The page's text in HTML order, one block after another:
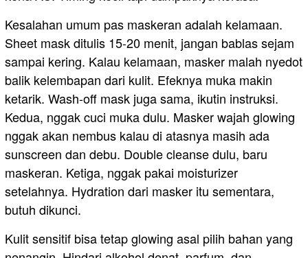
Kesalahan umum pas maskeran adalah kelamaan.
Sheet mask ditulis 15-20 menit, jangan bablas sejam
sampai kering. Kalau kelamaan, masker malah nyedot
balik kelembapan dari kulit. Efeknya muka makin
ketarik. Wash-off mask juga sama, ikutin instruksi.
Kedua, nggak cuci muka dulu. Masker wajah glowing
nggak akan nembus kalau di atasnya masih ada
sunscreen dan debu. Double cleanse dulu, baru
maskeran. Ketiga, nggak pakai moisturizer
setelahnya. Hydration dari masker itu sementara,
butuh dikunci.
Kulit sensitif bisa tetap glowing asal pilih bahan yang